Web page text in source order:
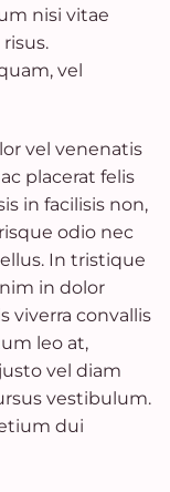
nisi vitae
vel
vel venenatis
placerat felis
in facilisis non,
odio nec
In tristique
in dolor
viverra convallis
leo at,
vel diam
vestibulum.
dui